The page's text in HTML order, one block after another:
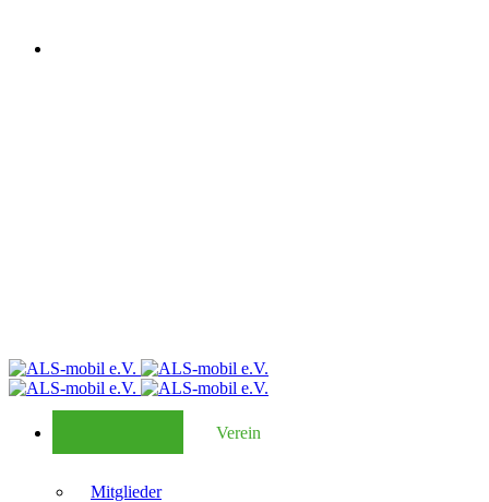
Verein
Mitglieder